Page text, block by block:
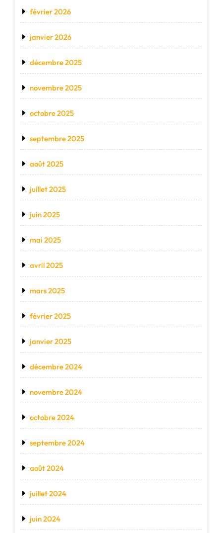
février 2026
janvier 2026
décembre 2025
novembre 2025
octobre 2025
septembre 2025
août 2025
juillet 2025
juin 2025
mai 2025
avril 2025
mars 2025
février 2025
janvier 2025
décembre 2024
novembre 2024
octobre 2024
septembre 2024
août 2024
juillet 2024
juin 2024